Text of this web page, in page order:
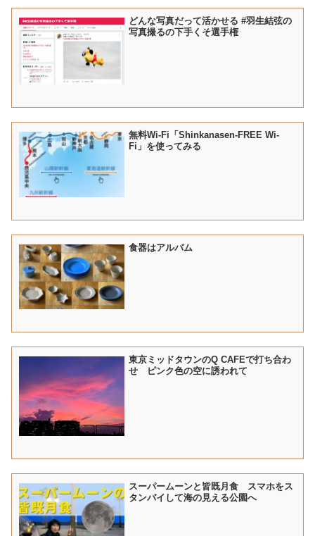
どんな写真だって活かせる #羽生結弦の
写真撮るの下手くそ選手権
無料Wi-Fi「Shinkanasen-FREE Wi-
Fi」を使ってみる
食器はアルバム
東京ミッドタウンのQ CAFEで打ち合わ
せ ピンク色の空に誘われて
スーパームーンと皆既月食 スマホをス
タンバイして海の見える公園へ